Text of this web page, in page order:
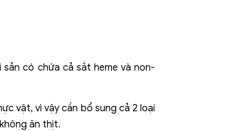
có chứa cả sắt heme và non-
vật, vì vậy cần bổ sung cả 2 loại
ăn thịt.